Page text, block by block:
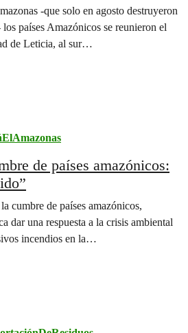
-que solo en agosto destruyeron
países Amazónicos se reunieron el
de Leticia, al sur…
de países amazónicos:
cumbre de países amazónicos,
dar una respuesta a la crisis ambiental
incendios en la…